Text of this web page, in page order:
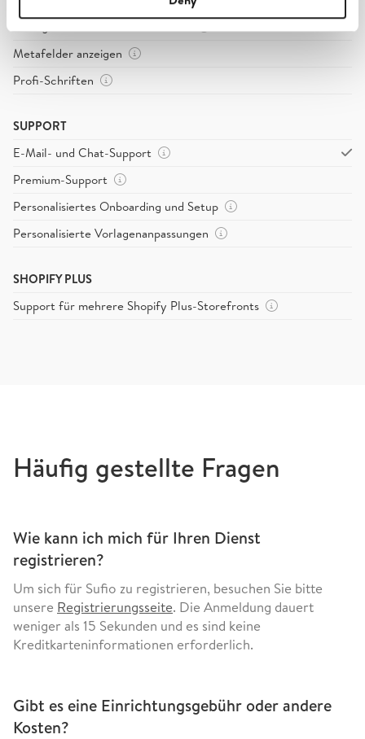
Metafelder anzeigen
Profi-Schriften
SUPPORT
E-Mail- und Chat-Support
Premium-Support
Personalisiertes Onboarding und Setup
Personalisierte Vorlagenanpassungen
SHOPIFY PLUS
Support für mehrere Shopify Plus-Storefronts
Häufig gestellte Fragen
Wie kann ich mich für Ihren Dienst
registrieren?
Um sich für Sufio zu registrieren, besuchen Sie bitte
unsere Registrierungsseite. Die Anmeldung dauert
weniger als 15 Sekunden und es sind keine
Kreditkarteninformationen erforderlich.
Gibt es eine Einrichtungsgebühr oder andere
Kosten?